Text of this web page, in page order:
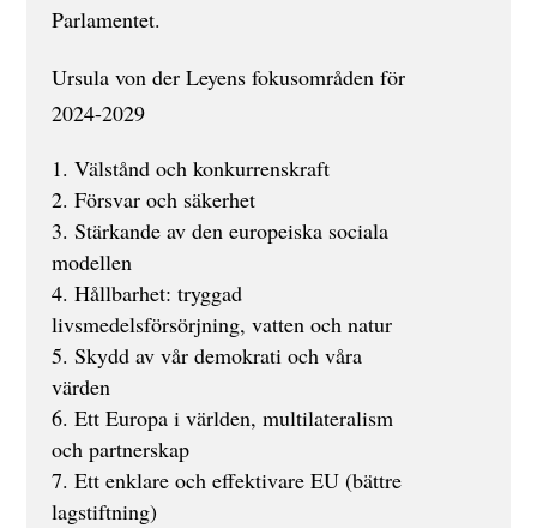
Parlamentet.
Ursula von der Leyens fokusområden för
2024-2029
Välstånd och konkurrenskraft
Försvar och säkerhet
Stärkande av den europeiska sociala
modellen
Hållbarhet: tryggad
livsmedelsförsörjning, vatten och natur
Skydd av vår demokrati och våra
värden
Ett Europa i världen, multilateralism
och partnerskap
Ett enklare och effektivare EU (bättre
lagstiftning)